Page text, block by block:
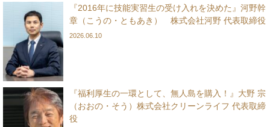
『2016年に技能実習生の受け入れを決めた』河野幹
章（こうの・ともあき） 株式会社河野 代表取締役
2026.06.10
『福利厚生の一環として、無人島を購入！』大野 宗
（おおの・そう）株式会社クリーンライフ 代表取締
役